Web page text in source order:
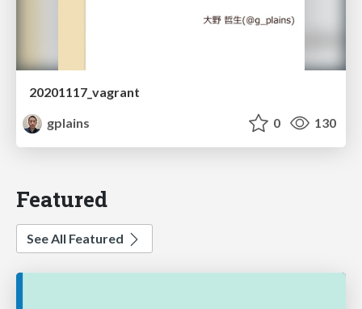
20201117_vagrant
gplains
0 130
Featured
See All Featured